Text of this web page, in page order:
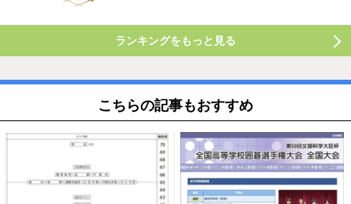
ランキングをもっと見る
こちらの記事もおすすめ